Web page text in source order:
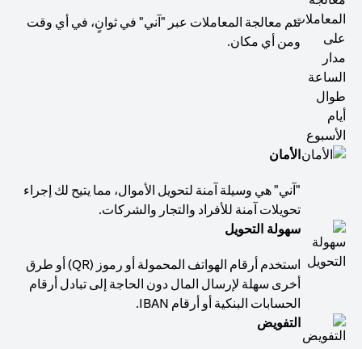
تتم معالجة المعاملات عبر "آني" في ثوانٍ، في أي وقت
ومن أي مكان.
الأمان
"آني" هي وسيلة آمنة لتحويل الأموال، مما يتيح لك إجراء
تحويلات آمنة للأفراد والتجار والشركات.
سهولة التحويل
استخدم أرقام الهواتف المحمولة أو رموز (QR) أو طرق
أخرى سهلة لإرسال المال دون الحاجة إلى تبادل أرقام
الحسابات البنكية أو أرقام IBAN.
التفويض